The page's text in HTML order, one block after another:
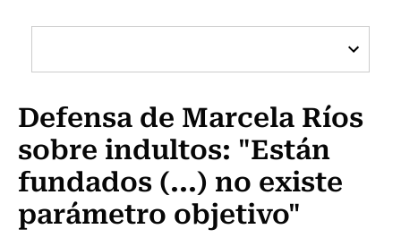
Cultura
Programas Radio y TV Usach
Defensa de Marcela Ríos
sobre indultos: "Están
fundados (...) no existe
parámetro objetivo"